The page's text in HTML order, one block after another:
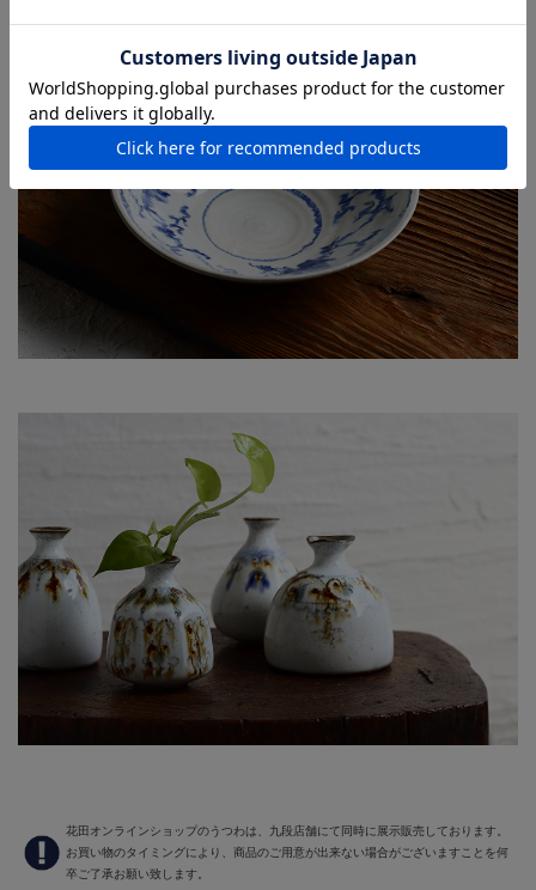
花田オンラインショップのうつわは、九段店舗にて同時に展示販売しております。
お買い物のタイミングにより、商品のご用意が出来ない場合がございますことを何
卒ご了承お願い致します。